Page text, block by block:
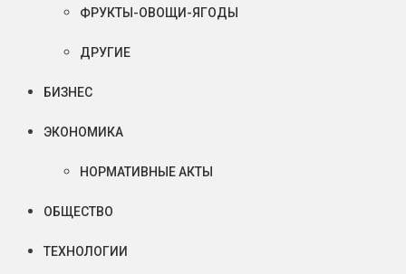
ФРУКТЫ-ОВОЩИ-ЯГОДЫ
ДРУГИЕ
БИЗНЕС
ЭКОНОМИКА
НОРМАТИВНЫЕ АКТЫ
ОБЩЕСТВО
ТЕХНОЛОГИИ